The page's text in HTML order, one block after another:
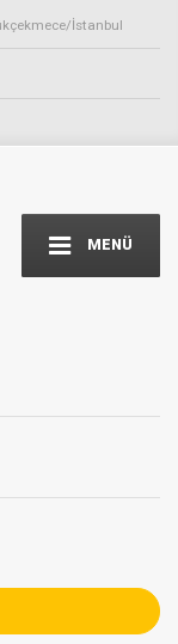
İstanbul
MENÜ